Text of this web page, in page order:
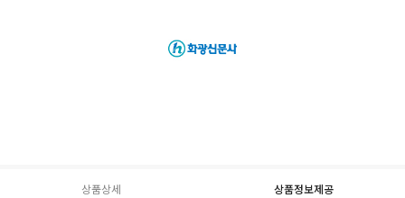
상품상세 상품정보제공